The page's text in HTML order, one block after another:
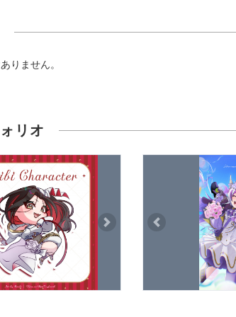
りません。
リオ
Next Previous